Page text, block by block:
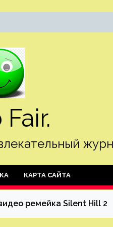
КАРТА САЙТА
ремейка Silent Hill 2